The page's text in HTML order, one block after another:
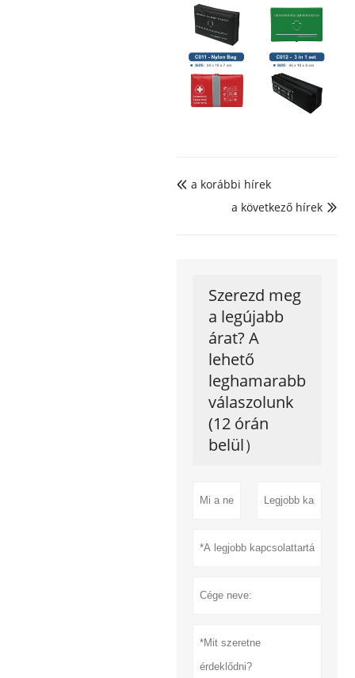
 a korábbi hírek

a következő hírek
Szerezd meg
a legújabb
árat? A
lehető
leghamarabb
válaszolunk
(12 órán
belül）